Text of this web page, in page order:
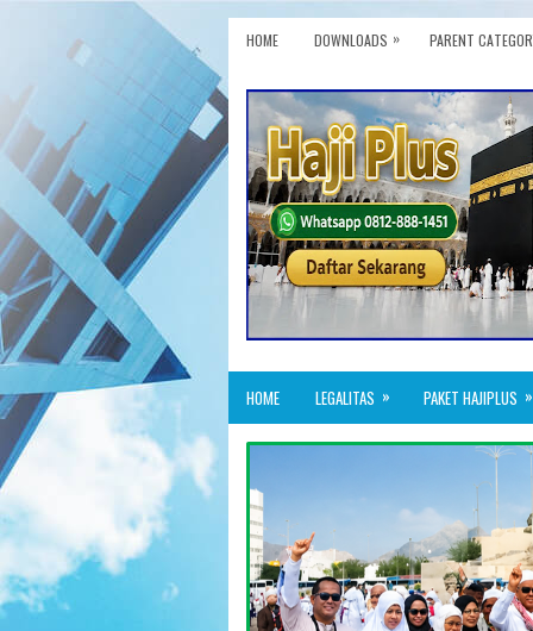
HOME DOWNLOADS » PARENT
HOME LEGALITAS » PAKET HAJIPLUS »